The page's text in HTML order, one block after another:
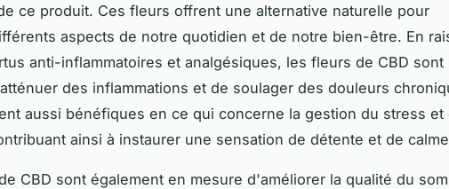
ce produit. Ces fleurs offrent une alternative naturelle pour
aspects de notre quotidien et de notre bien-être. En
anti-inflammatoires et analgésiques, les fleurs de CBD sont
des inflammations et de soulager des douleurs
aussi bénéfiques en ce qui concerne la gestion du stress et
ainsi à instaurer une sensation de détente et de
CBD sont également en mesure d'améliorer la qualité du